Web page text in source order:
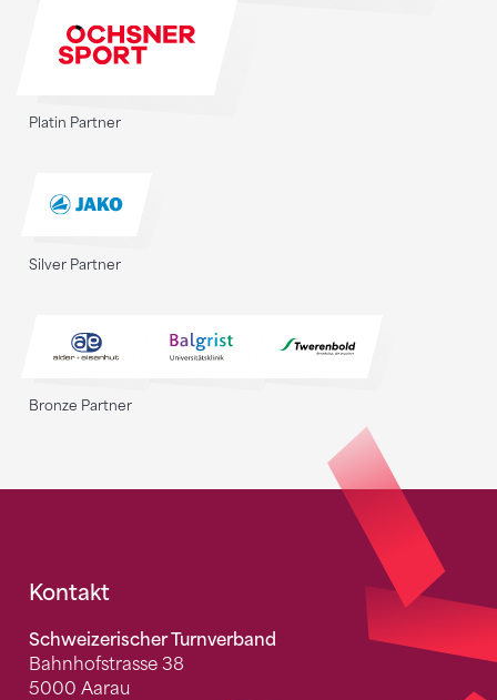
Platin Partner
Silver Partner
Bronze Partner
Fusszeile
Kontakt
Schweizerischer Turnverband
Bahnhofstrasse 38
5000 Aarau